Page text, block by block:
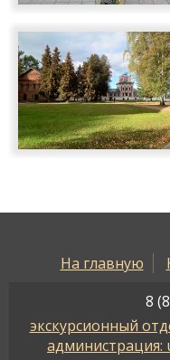
На главную
8
экскурсионный
администрация: